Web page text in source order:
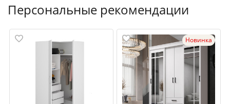
Персональные рекомендации
Новинка